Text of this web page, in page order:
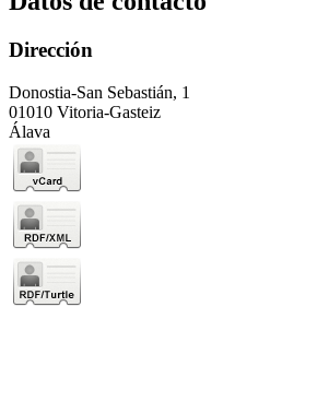
Dirección
Donostia-San Sebastián, 1
01010 Vitoria-Gasteiz
Álava